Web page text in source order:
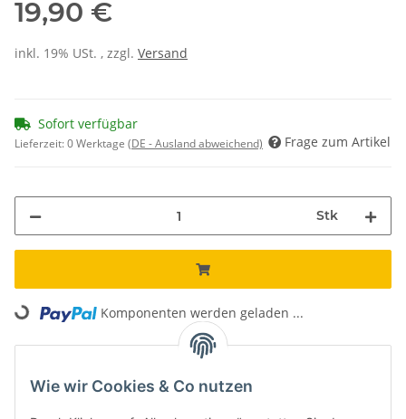
19,90 €
inkl. 19% USt. , zzgl. Versand
Sofort verfügbar
Lieferzeit:0 Werktage (DE - Ausland abweichend) Frage zum Artikel
Stk
Loading... Komponenten werden geladen ...
Kostenloser Versand*
Wie wir Cookies & Co nutzen